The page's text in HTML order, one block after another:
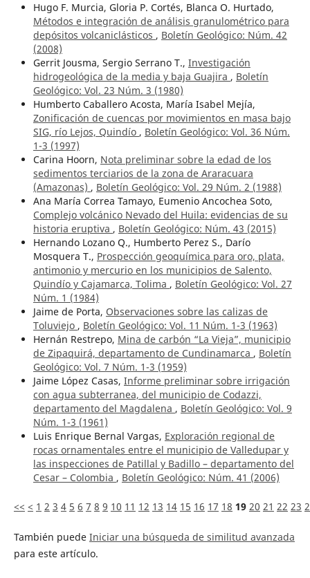
Hugo F. Murcia, Gloria P. Cortés, Blanca O. Hurtado,
Métodos e integración de análisis granulométrico para
depósitos volcaniclásticos , Boletín Geológico: Núm. 42
(2008)
Gerrit Jousma, Sergio Serrano T., Investigación
hidrogeológica de la media y baja Guajira , Boletín
Geológico: Vol. 23 Núm. 3 (1980)
Humberto Caballero Acosta, María Isabel Mejía,
Zonificación de cuencas por movimientos en masa bajo
SIG, río Lejos, Quindío , Boletín Geológico: Vol. 36 Núm.
1-3 (1997)
Carina Hoorn, Nota preliminar sobre la edad de los
sedimentos terciarios de la zona de Araracuara
(Amazonas) , Boletín Geológico: Vol. 29 Núm. 2 (1988)
Ana María Correa Tamayo, Eumenio Ancochea Soto,
Complejo volcánico Nevado del Huila: evidencias de su
historia eruptiva , Boletín Geológico: Núm. 43 (2015)
Hernando Lozano Q., Humberto Perez S., Darío
Mosquera T., Prospección geoquímica para oro, plata,
antimonio y mercurio en los municipios de Salento,
Quindío y Cajamarca, Tolima , Boletín Geológico: Vol. 27
Núm. 1 (1984)
Jaime de Porta, Observaciones sobre las calizas de
Toluviejo , Boletín Geológico: Vol. 11 Núm. 1-3 (1963)
Hernán Restrepo, Mina de carbón “La Vieja”, municipio
de Zipaquirá, departamento de Cundinamarca , Boletín
Geológico: Vol. 7 Núm. 1-3 (1959)
Jaime López Casas, Informe preliminar sobre irrigación
con agua subterranea, del municipio de Codazzi,
departamento del Magdalena , Boletín Geológico: Vol. 9
Núm. 1-3 (1961)
Luis Enrique Bernal Vargas, Exploración regional de
rocas ornamentales entre el municipio de Valledupar y
las inspecciones de Patillal y Badillo – departamento del
Cesar – Colombia , Boletín Geológico: Núm. 41 (2006)
<< < 1 2 3 4 5 6 7 8 9 10 11 12 13 14 15 16 17 18 19 20 21 22 23
También puede Iniciar una búsqueda de similitud avanzada
para este artículo.